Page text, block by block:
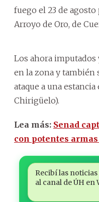
fuego el 23 de agosto
Arroyo de Oro, de
Los ahora imputados
en la zona y también
ataque a una estancia
Chirigüelo).
Lea más: Senad
con potentes
Recibí las
al canal de ÚH en